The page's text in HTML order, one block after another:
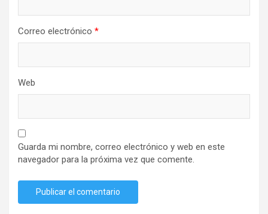
Correo electrónico *
Web
Guarda mi nombre, correo electrónico y web en este
navegador para la próxima vez que comente.